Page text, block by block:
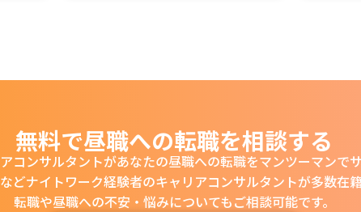
無料で昼職への転職を相談する
コンサルタントがあなたの昼職への転職をマンツーマンで
どナイトワーク経験者のキャリアコンサルタントが多数在
転職や昼職への不安・悩みについてもご相談可能です。